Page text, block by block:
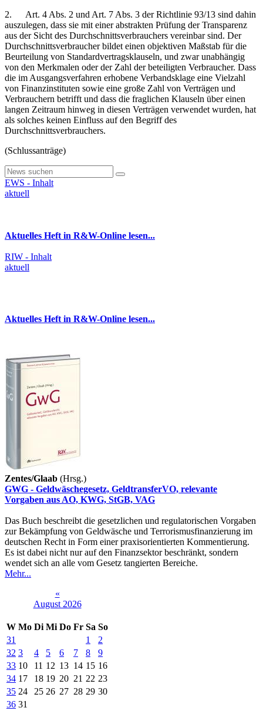
2. Art. 4 Abs. 2 und Art. 7 Abs. 3 der Richtlinie 93/13 sind dahin
auszulegen, dass sie mit einer abstrakten Prüfung der Transparenz
aus der Sicht des Durchschnittsverbrauchers vereinbar sind. Der
Durchschnittsverbraucher bildet einen objektiven Maßstab für die
Beurteilung von Standardvertragsklauseln, und zwar unabhängig
von den Merkmalen oder der Zahl der beteiligten Verbraucher. Dass
die im Ausgangsverfahren erhobene Verbandsklage eine Vielzahl
von Finanzinstituten sowie eine große Zahl von Verträgen und
Verbrauchern betrifft und dass die fraglichen Klauseln über einen
langen Zeitraum hinweg in diesen Verträgen verwendet wurden, hat
als solches keinen Einfluss auf den Begriff des
Durchschnittsverbrauchers.
(Schlussanträge)
EWS - Inhalt
aktuell
Aktuelles Heft in R&W-Online lesen...
RIW - Inhalt
aktuell
Aktuelles Heft in R&W-Online lesen...
Zentes/Glaab (Hrsg.)
GWG - Geldwäschegesetz, GeldtransferVO, relevante
Vorgaben aus AO, KWG, StGB, VAG
Das Buch beschreibt die gesetzlichen und regulatorischen Vorgaben
zur Bekämpfung von Geldwäsche und Terrorismusfinanzierung im
deutschen Recht in Form einer praxisorientierten Kommentierung.
Es ist dabei nicht nur auf den Finanzsektor beschränkt, sondern
wendet sich an alle vom Gesetz tangierten Bereiche.
Mehr...
«
August 2026
W Mo Di Mi Do Fr Sa So
31
1
2
32 3 4 5 6 7 8
9
33 10 11 12 13 14 15 16
34 17 18 19 20 21 22 23
35 24 25 26 27 28 29 30
36 31